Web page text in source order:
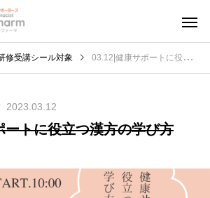
修受講シール対象 03.12|健康サポートに役立つ漢方の学び方
2023.03.12
ートに役立つ漢方の学び方